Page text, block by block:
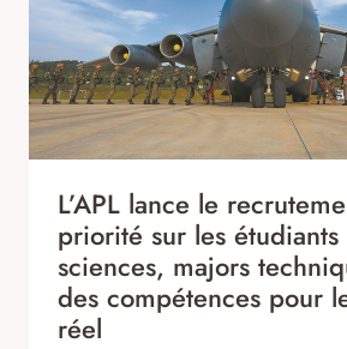
L’APL lance le
priorité sur les étudiants
sciences, majors
des compétences pour
réel